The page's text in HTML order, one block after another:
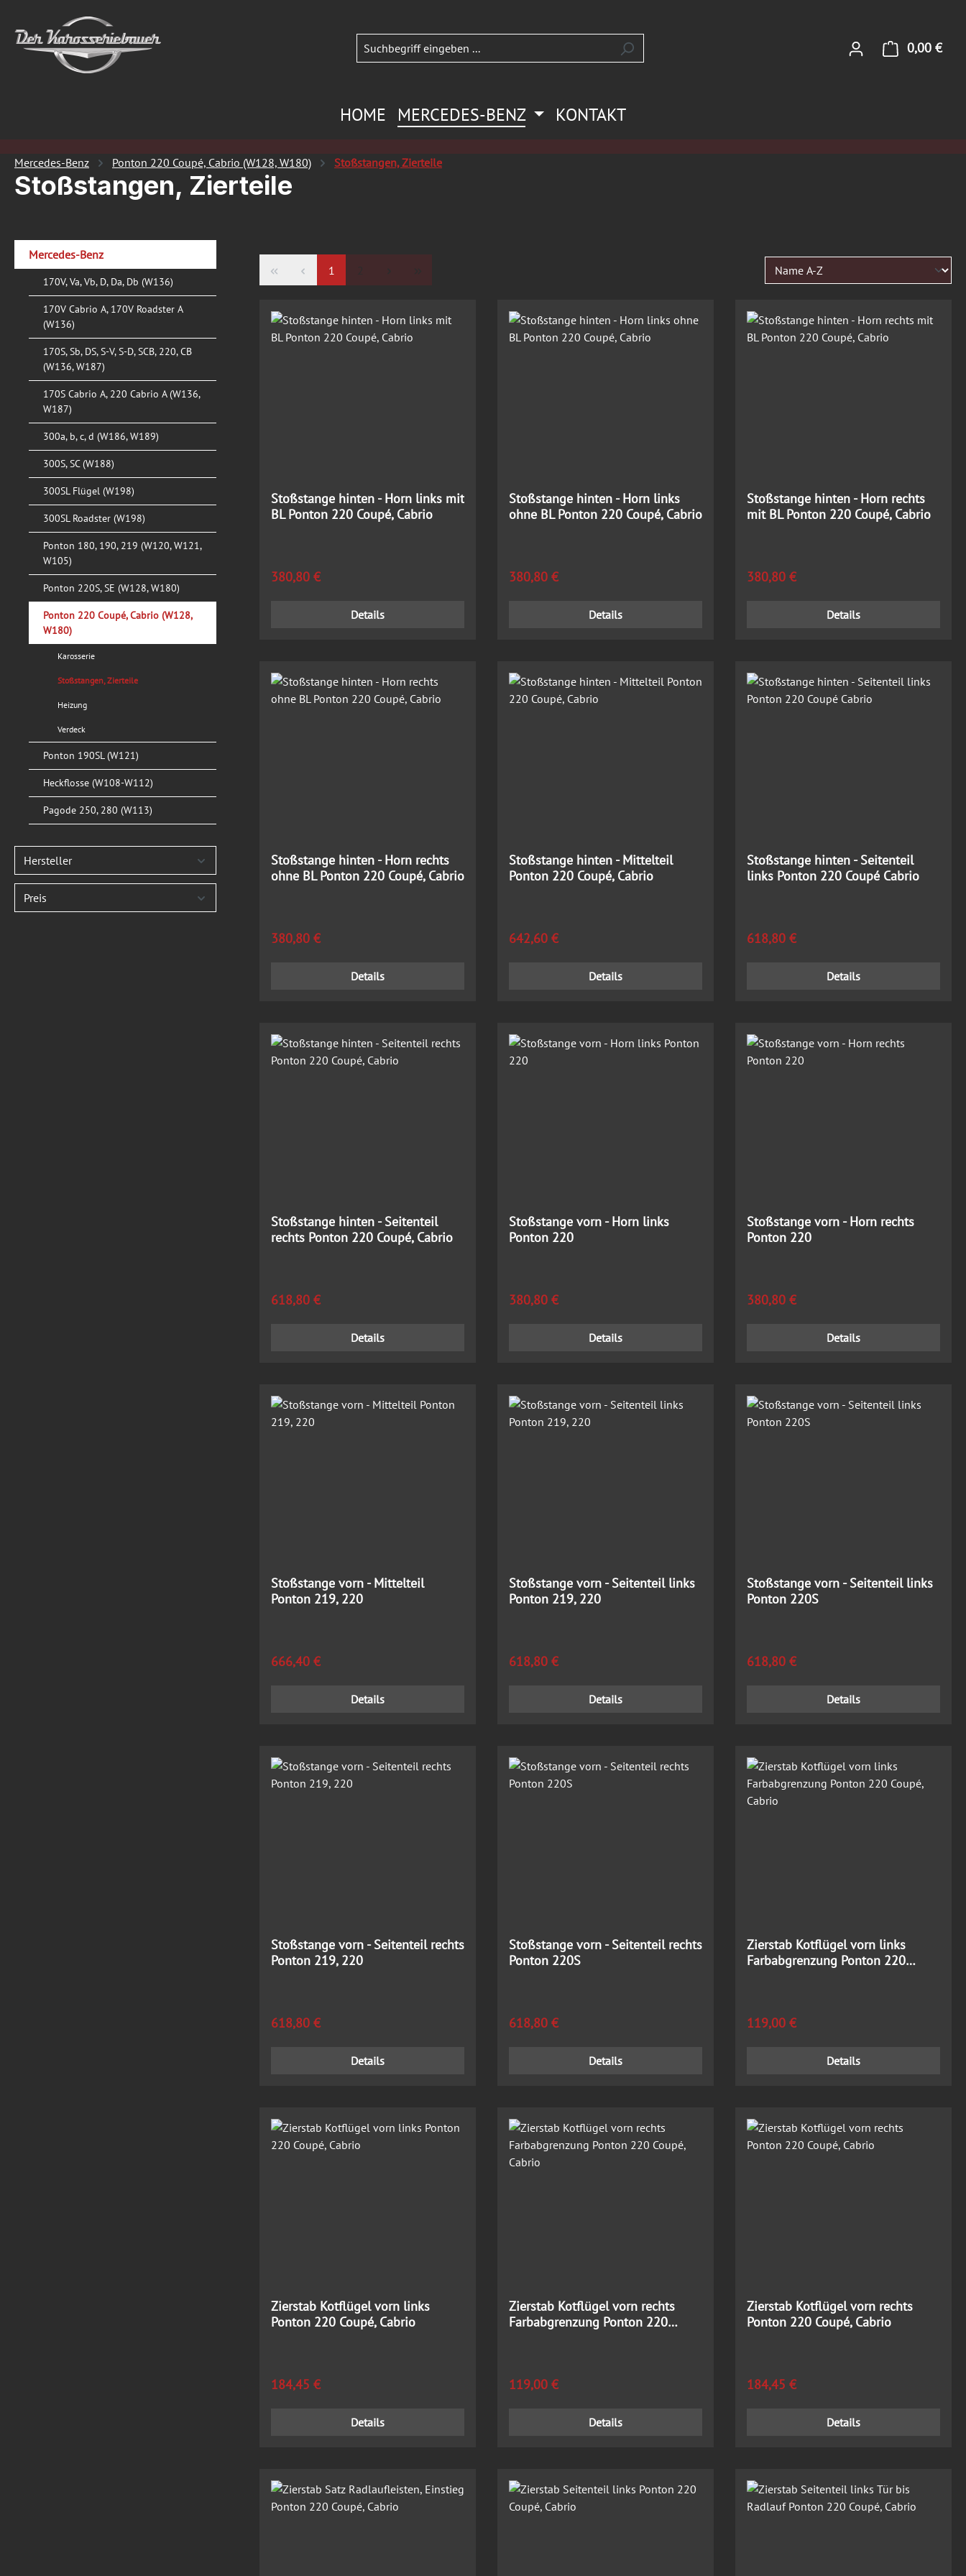
Hauptinhalt springen
Zur Suche springen
Zur Hauptnavigation springen
0,00 €
HOME MERCEDES-BENZ KONTAKT
Mercedes-Benz Ponton 220 Coupé, Cabrio (W128, W180) Stoßstangen, Zierteile
Stoßstangen, Zierteile
Mercedes-Benz
170V, Va, Vb, D, Da, Db (W136)
170V Cabrio A, 170V Roadster A
(W136)
170S, Sb, DS, S-V, S-D, SCB, 220, CB
(W136, W187)
170S Cabrio A, 220 Cabrio A (W136,
W187)
300a, b, c, d (W186, W189)
300S, SC (W188)
300SL Flügel (W198)
300SL Roadster (W198)
Ponton 180, 190, 219 (W120, W121,
W105)
Ponton 220S, SE (W128, W180)
Ponton 220 Coupé, Cabrio (W128,
W180)
Karosserie
Stoßstangen, Zierteile
Heizung
Verdeck
Ponton 190SL (W121)
Heckflosse (W108-W112)
Pagode 250, 280 (W113)
Hersteller
Preis
Seite
1
Stoßstange hinten - Horn links mit
BL Ponton 220 Coupé, Cabrio
Regulärer Preis:
380,80 €
Details
Stoßstange hinten - Horn links
ohne BL Ponton 220 Coupé, Cabrio
Regulärer Preis:
380,80 €
Details
Stoßstange hinten - Horn rechts
mit BL Ponton 220 Coupé, Cabrio
Regulärer Preis:
380,80 €
Details
Stoßstange hinten - Horn rechts
ohne BL Ponton 220 Coupé, Cabrio
Regulärer Preis:
380,80 €
Details
Stoßstange hinten - Mittelteil
Ponton 220 Coupé, Cabrio
Regulärer Preis:
642,60 €
Details
Stoßstange hinten - Seitenteil
links Ponton 220 Coupé Cabrio
Regulärer Preis:
618,80 €
Details
Stoßstange hinten - Seitenteil
rechts Ponton 220 Coupé, Cabrio
Regulärer Preis:
618,80 €
Details
Stoßstange vorn - Horn links
Ponton 220
Regulärer Preis:
380,80 €
Details
Stoßstange vorn - Horn rechts
Ponton 220
Regulärer Preis:
380,80 €
Details
Stoßstange vorn - Mittelteil
Ponton 219, 220
Regulärer Preis:
666,40 €
Details
Stoßstange vorn - Seitenteil links
Ponton 219, 220
Regulärer Preis:
618,80 €
Details
Stoßstange vorn - Seitenteil links
Ponton 220S
Regulärer Preis:
618,80 €
Details
Stoßstange vorn - Seitenteil rechts
Ponton 219, 220
Regulärer Preis:
618,80 €
Details
Stoßstange vorn - Seitenteil rechts
Ponton 220S
Regulärer Preis:
618,80 €
Details
Zierstab Kotflügel vorn links
Farbabgrenzung Ponton 220
Regulärer Preis:
119,00 €
Details
Zierstab Kotflügel vorn links
Ponton 220 Coupé, Cabrio
Regulärer Preis:
184,45 €
Details
Zierstab Kotflügel vorn rechts
Farbabgrenzung Ponton 220
Regulärer Preis:
119,00 €
Details
Zierstab Kotflügel vorn rechts
Ponton 220 Coupé, Cabrio
Regulärer Preis:
184,45 €
Details